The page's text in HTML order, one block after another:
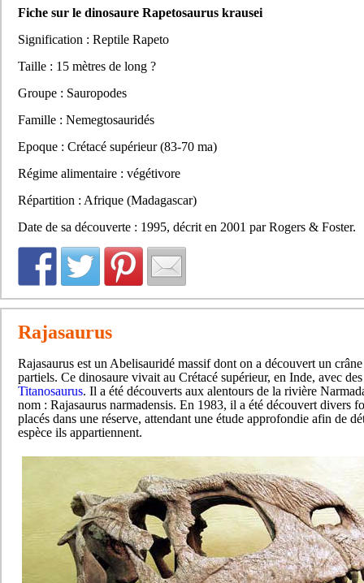
Fiche sur le dinosaure Rapetosaurus krausei
Signification : Reptile Rapeto
Taille : 15 mètres de long ?
Groupe : Sauropodes
Famille : Nemegtosauridés
Epoque : Crétacé supérieur (83-70 ma)
Régime alimentaire : végétivore
Répartition : Afrique (Madagascar)
Date de sa découverte : 1995, décrit en 2001 par Rogers & Foster.
Rajasaurus
Rajasaurus est un Abelisauridé massif dont on a découvert un
partiels. Ce dinosaure vivait au Crétacé supérieur, en Inde, avec
Titanosaurus. Il a été découverts aux alentours de la rivière
nom : Rajasaurus narmadensis. En 1983, il a été découvert divers
placés dans une réserve, attendant une étude approfondie afin de
espèce ils appartiennent.